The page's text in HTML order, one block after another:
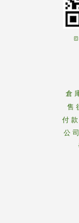
©
倉
售
付 款
公